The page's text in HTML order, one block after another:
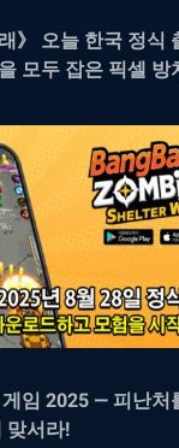
》 오늘 한국 정식
모두 잡은 픽셀 방
임 2025 — 피난처
맞서라!